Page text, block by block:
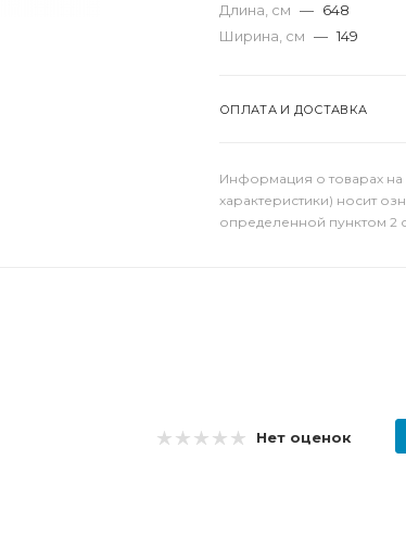
Длина, см — 648
Ширина, см — 149
ОПЛАТА И ДОСТАВКА
Информация о товарах
характеристики) носит
определенной пунктом 2
Нет оценок